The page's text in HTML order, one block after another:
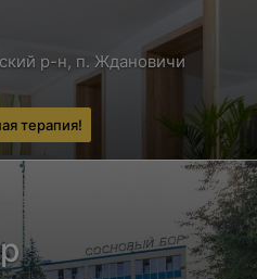
р-н, п. Ждановичи
терапия!